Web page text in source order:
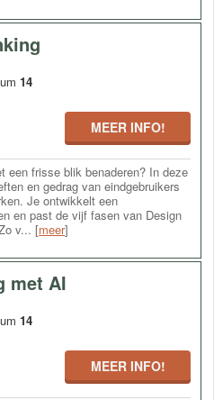
14
MEER INFO!
een frisse blik benaderen? In deze
en gedrag van eindgebruikers
Je ontwikkelt een
en past de vijf fasen van Design
v... [meer]
met AI
14
MEER INFO!